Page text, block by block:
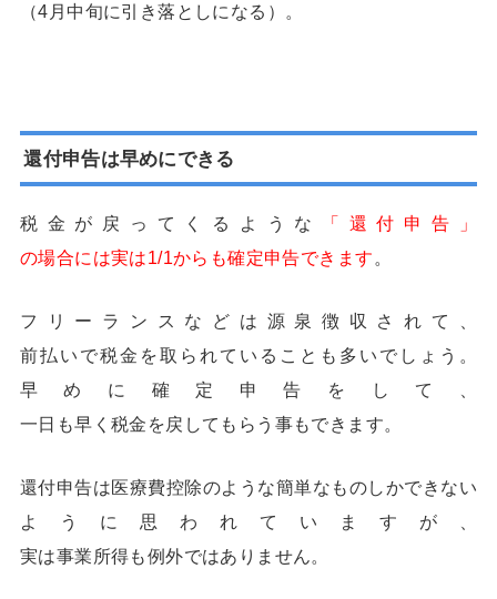
（4月中旬に引き落としになる）。
還付申告は早めにできる
税金が戻ってくるような
「還付申告」
の場合には実は1/1からも確定申告できます
フリーランスなどは源泉徴収されて、
前払いで税金を取られていることも多いでしょう。
早めに確定申告をして、
一日も早く税金を戻してもらう事もできます。
還付申告は医療費控除のような簡単なものしかできない
ように思われていますが、
実は事業所得も例外ではありません。